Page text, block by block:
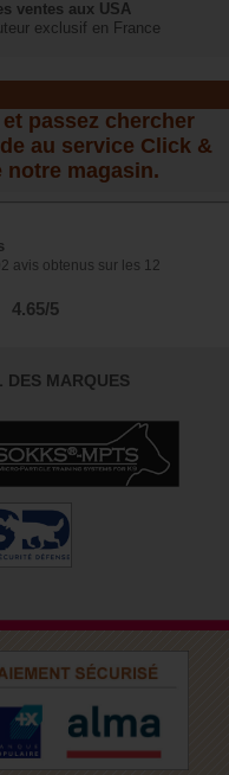
ventes aux USA
exclusif en France
passez chercher
au service Click &
notre magasin.
avis obtenus sur les 12
4.65/5
DES MARQUES